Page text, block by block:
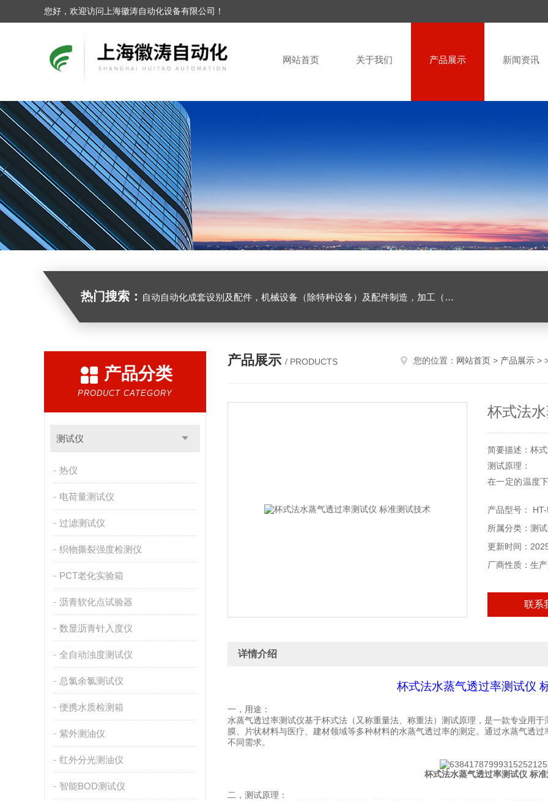
您好，欢迎访问上海徽涛自动化设备有限公司！
网站首页 关于我们 产品展示 新闻资讯
热门搜索： 自动自动化成套设别及配件，机械设备（除特种设备）及配件制造，加工（以上限分支机构经营），设计，批发，零售，模具，五金制品，工具加工（限分支机构经营），设计，批发，零售。五金交电，金属材料，金属制品，不锈钢制品，建筑材料，钢材，橡塑制品，环保设备，润滑剂，汽车配件，摩托车配件的批发，零售。（企业经营涉及行政许可的，凭许可证件经营）化成套设别及配件，机械设备（除特种设备）及配件制造，加工（以上限分支机构经营），设计，批发，零售，模具，五金制品，工具加工（限分支机构经营），设计，批发，零售。五金交电，金属材料，金属制品，不锈钢制品，建筑材料，钢材，橡塑制品，环保设备，润滑剂，汽车配件，摩托车配件的批发，零售。（企业经营涉及行政许可的，凭许可证件经营）
产品分类
PRODUCT CATEGORY
测试仪
热仪
电荷量测试仪
过滤测试仪
织物撕裂强度检测仪
PCT老化实验箱
沥青软化点试验器
数显沥青针入度仪
全自动浊度测试仪
总氯余氯测试仪
便携水质检测箱
紫外测油仪
红外分光测油仪
智能BOD测试仪
产品展示 / PRODUCTS 您的位置： 网站首页 > 产品展示 >
杯式法
简要描述：杯
测试原理：
在一定的温度
样的水蒸气透
产品型号：
所属分类：测
更新时间：
厂商性质：生
联系
详情介绍
杯式法水蒸气透过率测试仪
一，用途：
水蒸气透过率测试仪基于杯式法（又称重量法、称重法）测试原理，是一款专业用
膜、片状材料与医疗、建材领域等多种材料的水蒸气透过率的测定。 通过水蒸气透过
不同需求。
杯式法水蒸气透过率测试仪 标
二， 测试原理 ：